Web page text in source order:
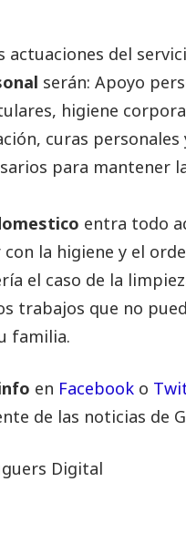
actuaciones del
serán: Apoyo
higiene
curas personales
para mantener
entra todo
la higiene y el
el caso de la
trabajos que no
familia.
en Facebook o
de las noticias de
Digital